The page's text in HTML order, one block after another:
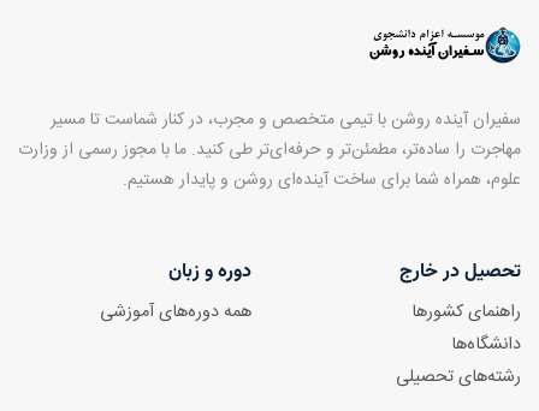
سفیران آینده روشن با تیمی متخصص و مجرب، در کنار شماست تا مسیر
مهاجرت را ساده‌تر، مطمئن‌تر و حرفه‌ای‌تر طی کنید. ما با مجوز رسمی از وزارت
علوم، همراه شما برای ساخت آینده‌ای روشن و پایدار هستیم.
تحصیل در خارج
راهنمای کشورها
دانشگاه‌ها
رشته‌های تحصیلی
دوره و زبان
همه دوره‌های آموزشی